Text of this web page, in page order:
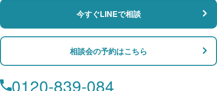
支払い対応
店舗・事務所対応
今すぐLINEで相談
相談会の予約はこちら
0120-839-084